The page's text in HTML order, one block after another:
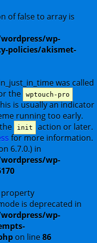
of false to array is
wp-
policies/akismet-
was called
the wptouch-pro
is usually an indicator
running too early.
init
action or later.
for more information.
6.7.0.) in
wp-
property
is deprecated in
wp-
on line86